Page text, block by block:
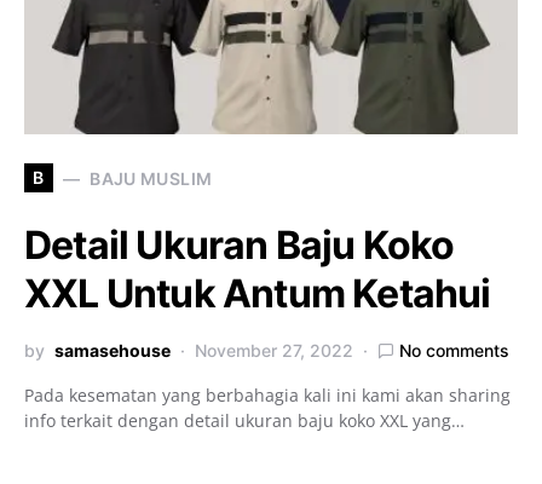
B BAJU MUSLIM
Detail Ukuran Baju Koko
XXL Untuk Antum Ketahui
by samasehouse November 27, 2022 No comments
Pada kesematan yang berbahagia kali ini kami akan sharing
info terkait dengan detail ukuran baju koko XXL yang…